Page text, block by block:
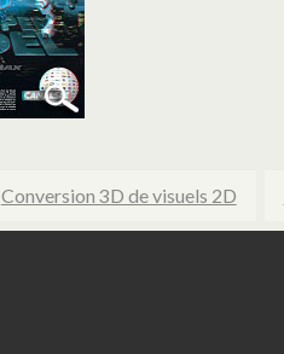
Conversion 3D de visuels 2D